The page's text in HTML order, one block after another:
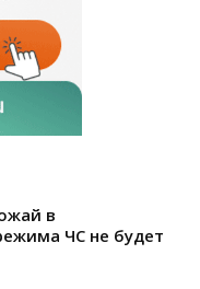
в
ЧС не будет